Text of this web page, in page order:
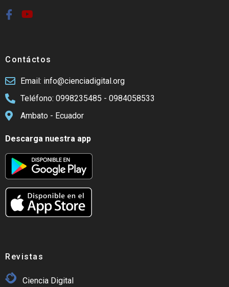
Contáctos
Email: info@cienciadigital.org
Teléfono: 0998235485 - 0984058533
Ambato - Ecuador
Descarga nuestra app
Revistas
Ciencia Digital